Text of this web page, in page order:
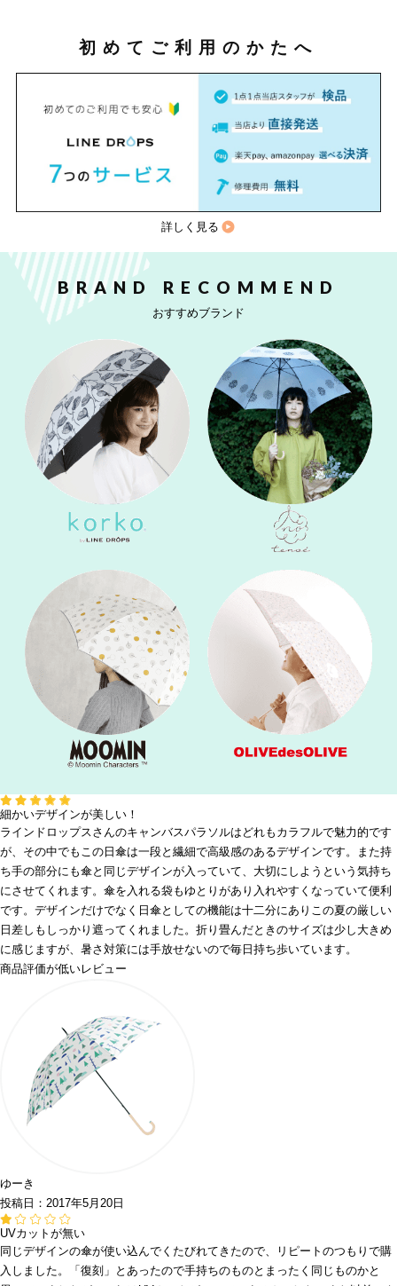
初めてご利用のかたへ
詳しく見る
BRAND RECOMMEND
おすすめブランド
細かいデザインが美しい！
ラインドロップスさんのキャンバスパラソルはどれもカラフルで魅力的です
が、その中でもこの日傘は一段と繊細で高級感のあるデザインです。また持
ち手の部分にも傘と同じデザインが入っていて、大切にしようという気持ち
にさせてくれます。傘を入れる袋もゆとりがあり入れやすくなっていて便利
です。デザインだけでなく日傘としての機能は十二分にありこの夏の厳しい
日差しもしっかり遮ってくれました。折り畳んだときのサイズは少し大きめ
に感じますが、暑さ対策には手放せないので毎日持ち歩いています。
商品評価が低いレビュー
ゆーき
投稿日：2017年5月20日
UVカットが無い
同じデザインの傘が使い込んでくたびれてきたので、リピートのつもりで購
入しました。「復刻」とあったので手持ちのものとまったく同じものかと